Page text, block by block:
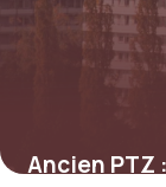
Ancien